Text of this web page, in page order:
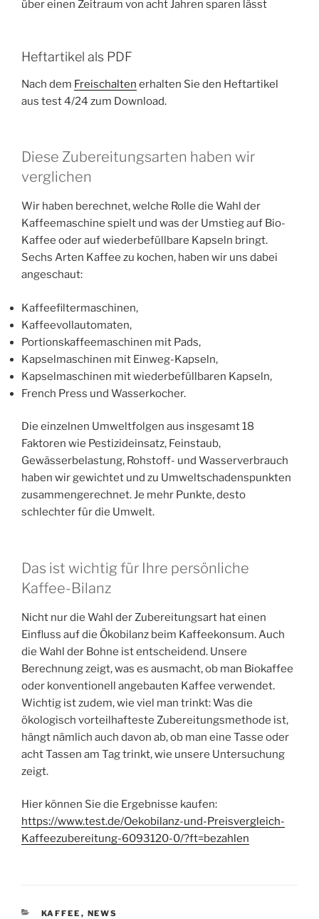
über einen Zeitraum von acht Jahren sparen lässt
Heft­artikel als PDF
Nach dem Frei­schalten erhalten Sie den Heft­artikel
aus test 4/24 zum Download.
Diese Zubereitungs­arten haben wir
verglichen
Wir haben berechnet, welche Rolle die Wahl der
Kaffee­maschine spielt und was der Umstieg auf Bio-
Kaffee oder auf wiederbefüll­bare Kapseln bringt.
Sechs Arten Kaffee zu kochen, haben wir uns dabei
angeschaut:
Kaffee­filter­maschinen,
Kaffee­voll­automaten,
Portions­kaffee­maschinen mit Pads,
Kapsel­maschinen mit Einweg-Kapseln,
Kapsel­maschinen mit wiederbefüll­baren Kapseln,
French Press und Wasser­kocher.
Die einzelnen Umwelt­folgen aus insgesamt 18
Faktoren wie Pestizid­einsatz, Fein­staub,
Gewässerbelastung, Rohstoff- und Wasser­verbrauch
haben wir gewichtet und zu Umwelt­schadens­punkten
zusammenge­rechnet. Je mehr Punkte, desto
schlechter für die Umwelt.
Das ist wichtig für Ihre persönliche
Kaffee-Bilanz
Nicht nur die Wahl der Zubereitungs­art hat einen
Einfluss auf die Ökobilanz beim Kaffee­konsum. Auch
die Wahl der Bohne ist entscheidend. Unsere
Berechnung zeigt, was es ausmacht, ob man Biokaffee
oder konventionell angebauten Kaffee verwendet.
Wichtig ist zudem, wie viel man trinkt: Was die
ökologisch vorteilhafteste Zubereitungs­methode ist,
hängt nämlich auch davon ab, ob man eine Tasse oder
acht Tassen am Tag trinkt, wie unsere Unter­suchung
zeigt.
Hier können Sie die Ergebnisse kaufen:
https://www.test.de/Oekobilanz-und-Preisvergleich-
Kaffeezubereitung-6093120-0/?ft=bezahlen
KATEGORIEN
KAFFEE , NEWS